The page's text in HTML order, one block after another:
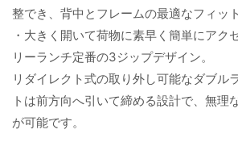
整でき、背中とフレームの最適なフィッ
・大きく開いて荷物に素早く簡単にアク
リーランチ定番の3ジップデザイン。
リダイレクト式の取り外し可能なダブル
トは前方向へ引いて締める設計で、無理
が可能です。